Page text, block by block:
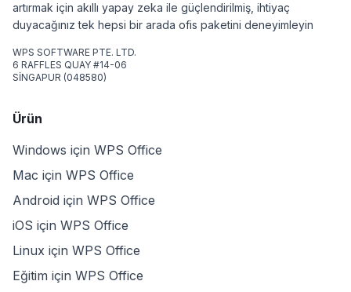
artırmak için akıllı yapay zeka ile güçlendirilmiş, ihtiyaç
duyacağınız tek hepsi bir arada ofis paketini deneyimleyin
WPS SOFTWARE PTE. LTD.
6 RAFFLES QUAY #14-06
SİNGAPUR (048580)
Ürün
Windows için WPS Office
Mac için WPS Office
Android için WPS Office
iOS için WPS Office
Linux için WPS Office
Eğitim için WPS Office